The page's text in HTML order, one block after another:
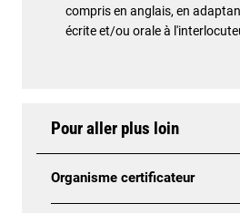
compris en anglais, en
écrite et/ou orale à
Pour aller plus loin
Organisme certificateur